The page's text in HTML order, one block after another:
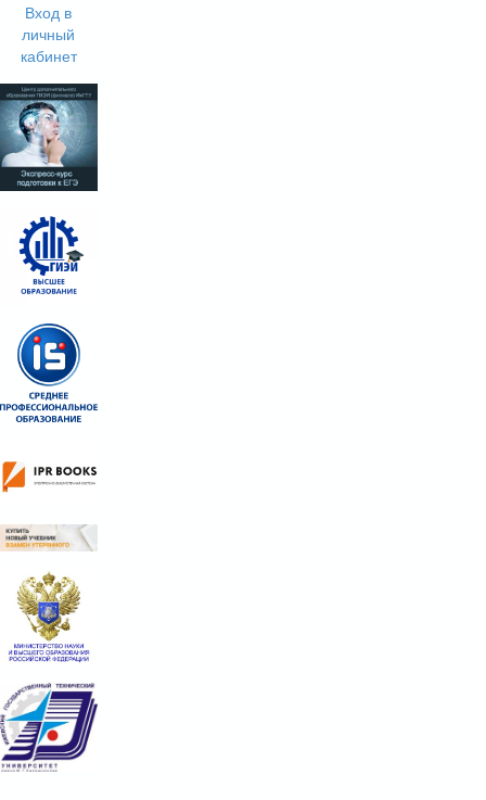
Вход в
личный
кабинет